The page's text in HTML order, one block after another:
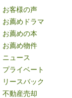
お客様の声
お薦めドラマ
お薦めの本
お薦め物件
ニュース
プライベート
リースバック
不動産売却